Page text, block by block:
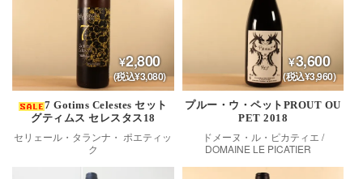
2,800
(税込¥3,080)
7 Gotims Celestes セット
グティムス セレスタス18
セリェール・タランナ・ ポエティッ
ク
3,600
(税込¥3,960)
プルー・ウ・ペットPROUT OU
PET 2018
ドメーヌ・ル・ピカティエ /
DOMAINE LE PICATIER